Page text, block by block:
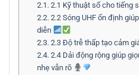
2.1.2.1 Kỹ thuật số cho tiếng
2.2.2.2 Sóng UHF ổn định
diễn
2.3.2.3 Độ trễ thấp tạo cảm
2.4.2.4 Dải động rộng giúp
nhẹ vẫn rõ